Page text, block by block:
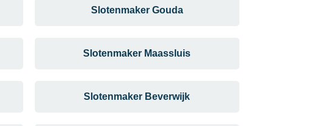
Slotenmaker Gouda
Slotenmaker Maassluis
Slotenmaker Beverwijk